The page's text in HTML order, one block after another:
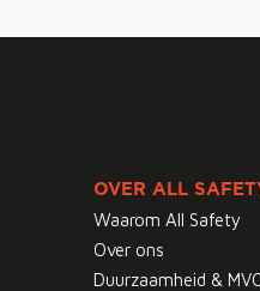
OVER ALL
Waarom All Safety
Over ons
Duurzaamheid &